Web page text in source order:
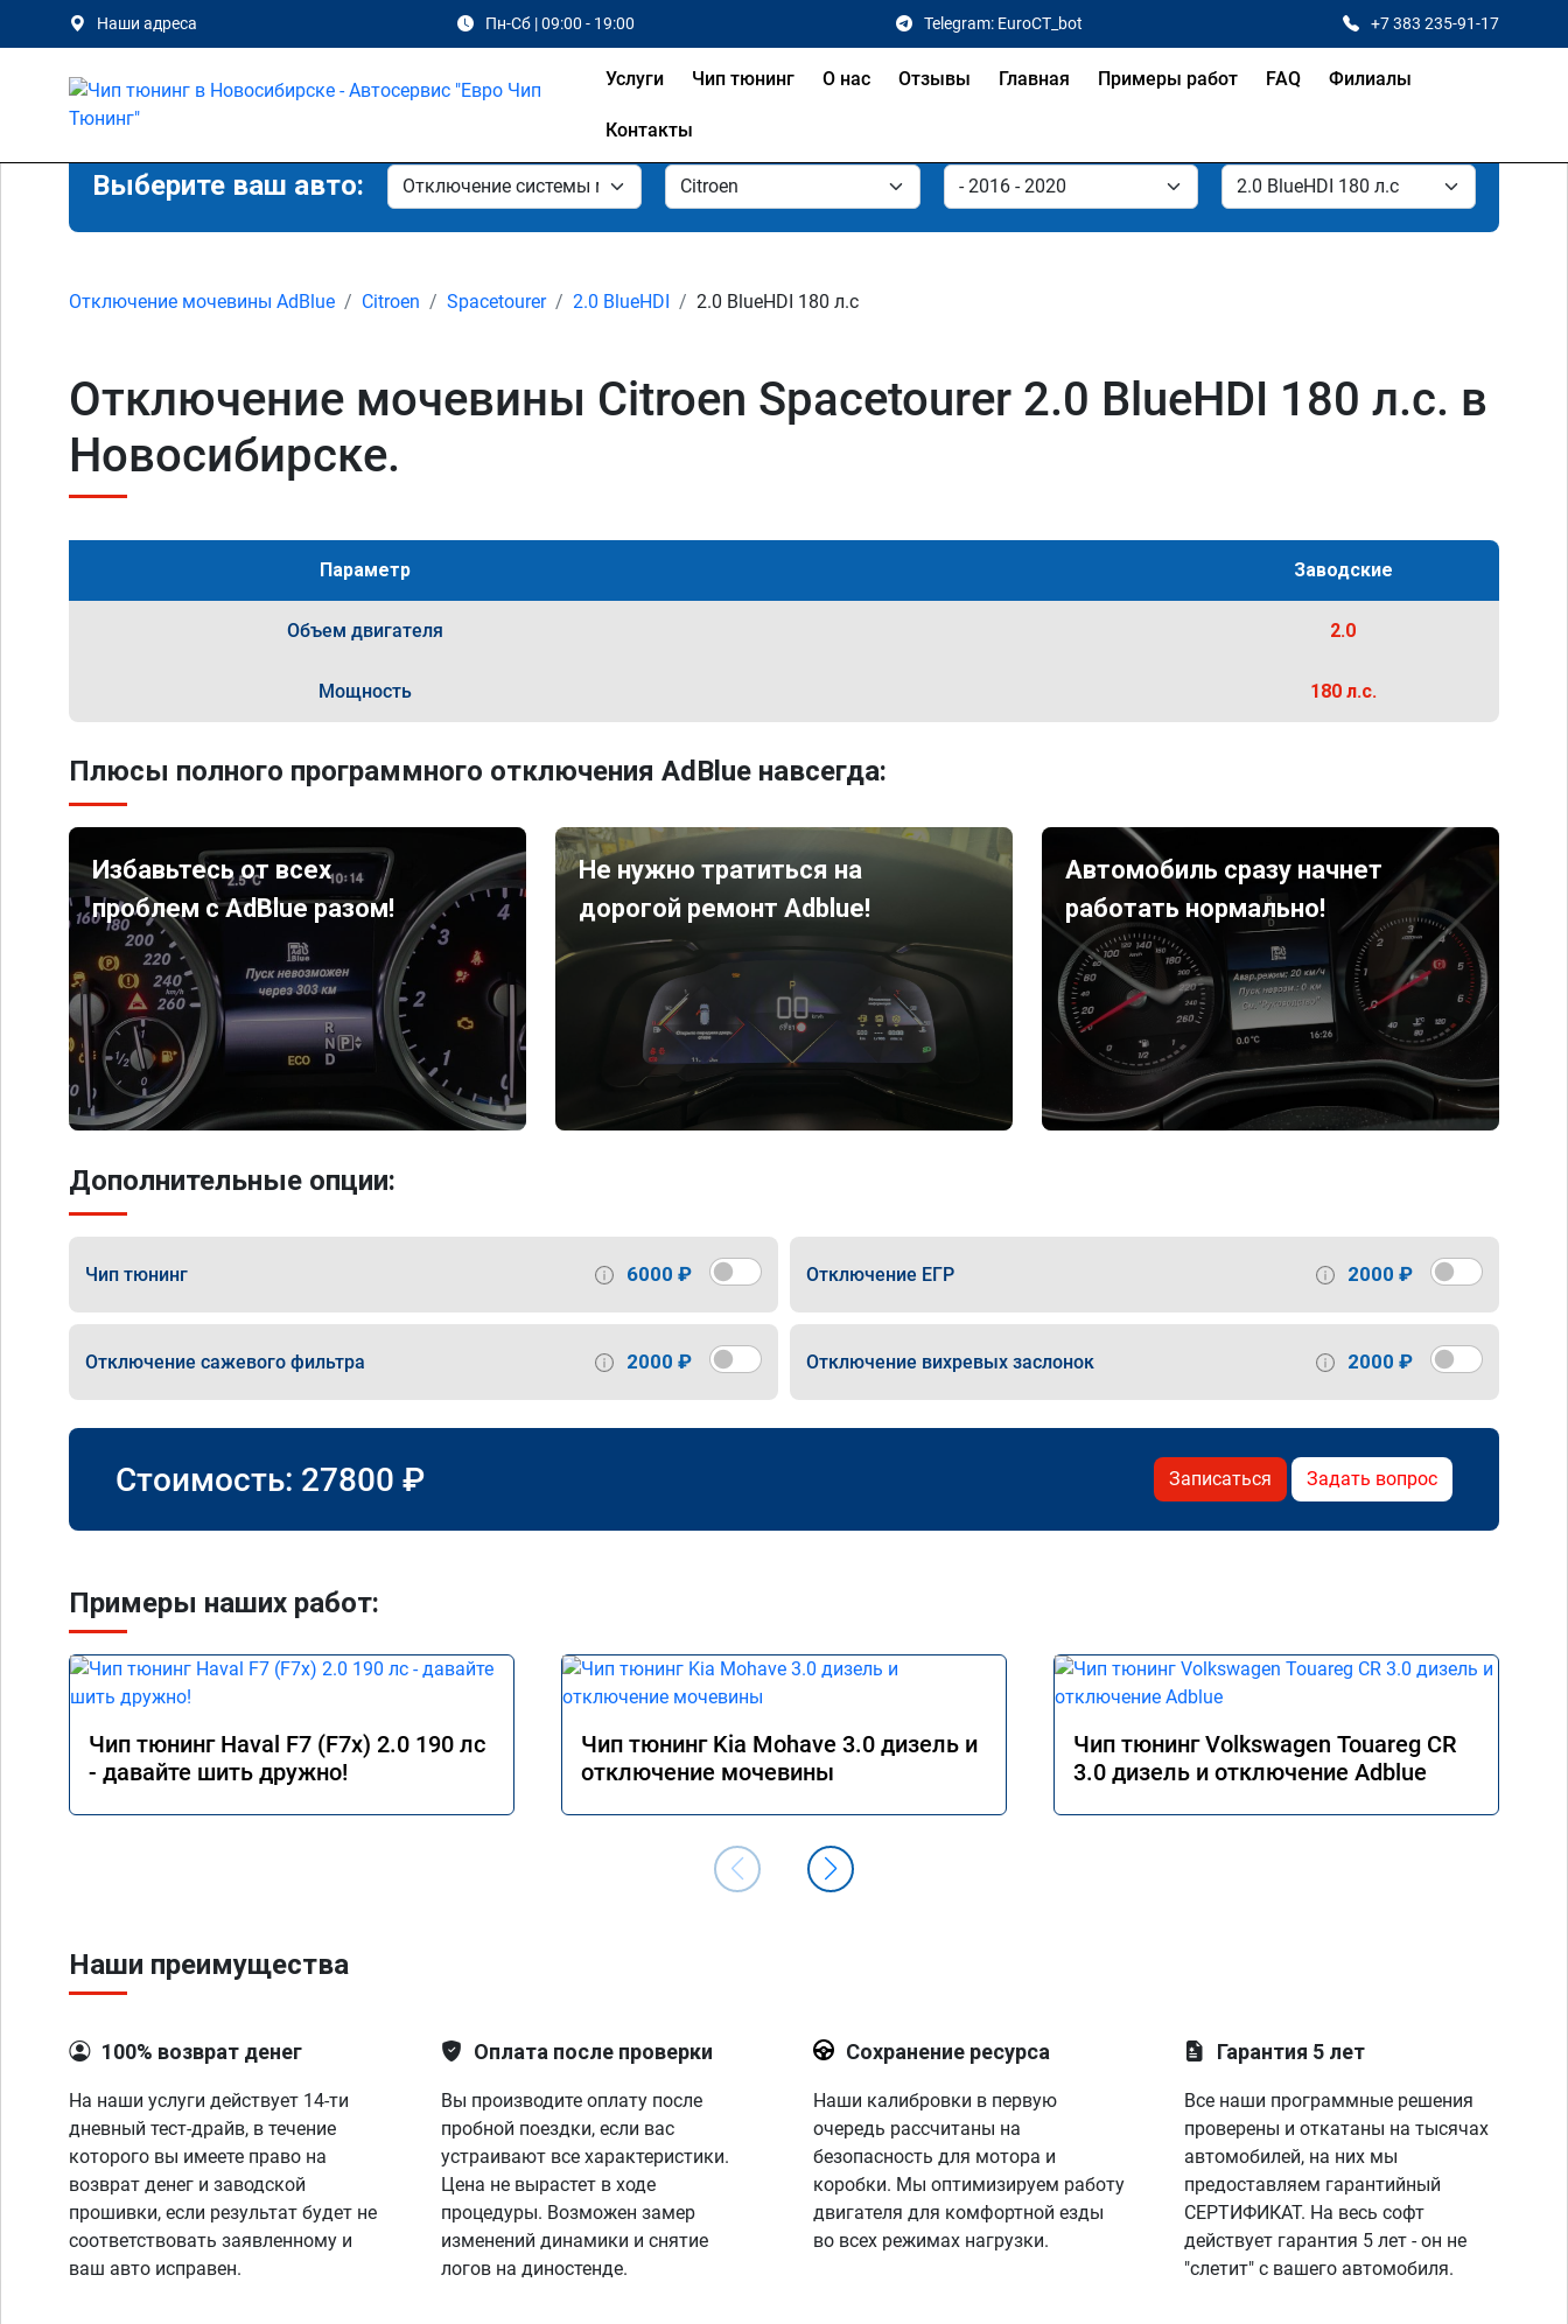
Наши адреса Пн-Сб | 09:00 - 19:00 Telegram: EuroCT_bot +7 383 235-91-17
Услуги Чип тюнинг О нас Отзывы Главная Примеры работ FAQ Филиалы
Контакты
Выберите ваш авто:
Отключение мочевины AdBlue Citroen Spacetourer 2.0 BlueHDI 2.0 BlueHDI 180 л.с
Отключение мочевины Citroen Spacetourer 2.0 BlueHDI 180 л.с. в
Новосибирске.
Параметр Заводские
Объем двигателя 2.0
Мощность 180 л.с.
Плюсы полного программного отключения AdBlue навсегда:
Избавьтесь от всех
проблем с AdBlue разом!
Не нужно тратиться на
дорогой ремонт Adblue!
Автомобиль сразу начнет
работать нормально!
Дополнительные опции:
Чип тюнинг 6000 ₽ Отключение ЕГР 2000 ₽
Отключение сажевого фильтра 2000 ₽ Отключение вихревых заслонок 2000 ₽
Стоимость: 27800 ₽ Записаться Задать вопрос
Примеры наших работ:
Чип тюнинг Haval F7 (F7x) 2.0 190 лс
- давайте шить дружно!
Чип тюнинг Kia Mohave 3.0 дизель и
отключение мочевины
Чип тюнинг Volkswagen Touareg CR
3.0 дизель и отключение Adblue
Наши преимущества
100% возврат денег
На наши услуги действует 14-ти
дневный тест-драйв, в течение
которого вы имеете право на
возврат денег и заводской
прошивки, если результат будет не
соответствовать заявленному и
ваш авто исправен.
Оплата после проверки
Вы производите оплату после
пробной поездки, если вас
устраивают все характеристики.
Цена не вырастет в ходе
процедуры. Возможен замер
изменений динамики и снятие
логов на диностенде.
Сохранение ресурса
Наши калибровки в первую
очередь рассчитаны на
безопасность для мотора и
коробки. Мы оптимизируем работу
двигателя для комфортной езды
во всех режимах нагрузки.
Гарантия 5 лет
Все наши программные решения
проверены и откатаны на тысячах
автомобилей, на них мы
предоставляем гарантийный
СЕРТИФИКАТ. На весь софт
действует гарантия 5 лет - он не
"слетит" с вашего автомобиля.